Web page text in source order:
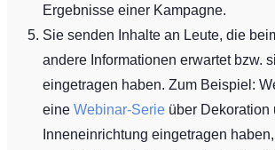
Ergebnisse einer Kampagne.
Sie senden Inhalte an Leute, die
andere Informationen erwartet bzw.
eingetragen haben. Zum Beispiel:
eine Webinar-Serie über Dekoration
Inneneinrichtung eingetragen